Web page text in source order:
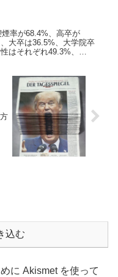
率が68.4%、高卒が
大卒は36.5%、大学院卒
はそれぞれ49.3%、
込む
に Akismet を使って